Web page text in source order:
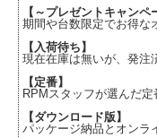
【～プレゼントキャンペ
期間や台数限定でお得な
【入荷待ち】
現在在庫は無いが、発注
【定番】
RPMスタッフが選んだ定
【ダウンロード版】
パッケージ納品とオンラ